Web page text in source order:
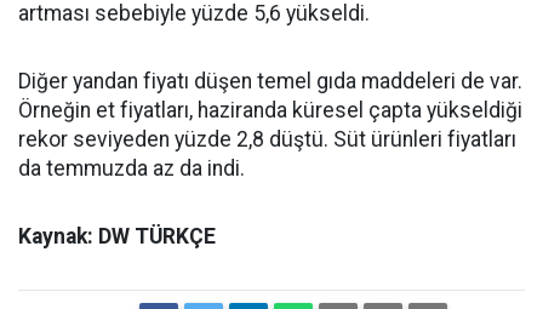
artması sebebiyle yüzde 5,6 yükseldi.
Diğer yandan fiyatı düşen temel gıda maddeleri de var.
Örneğin et fiyatları, haziranda küresel çapta yükseldiği
rekor seviyeden yüzde 2,8 düştü. Süt ürünleri fiyatları
da temmuzda az da indi.
Kaynak: DW TÜRKÇE